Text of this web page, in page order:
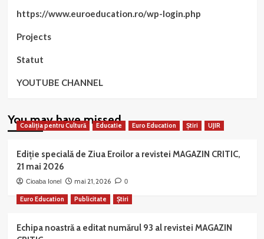
https://www.euroeducation.ro/wp-login.php
Projects
Statut
YOUTUBE CHANNEL
You may have missed
Coaliția pentru Cultură Educatie Euro Education Știri UJIR
Ediție specială de Ziua Eroilor a revistei MAGAZIN CRITIC,
21 mai 2026
Cioaba Ionel mai 21, 2026 0
Euro Education Publicitate Știri
Echipa noastră a editat numărul 93 al revistei MAGAZIN